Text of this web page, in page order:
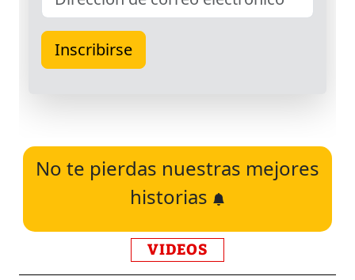
No te pierdas nuestras mejores
historias
VIDEOS